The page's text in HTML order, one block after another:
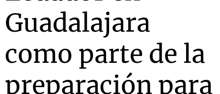
Guadalajara
como parte de la
preparación para